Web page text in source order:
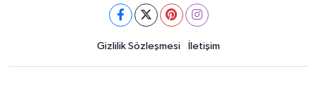
Gizlilik Sözleşmesi İletişim